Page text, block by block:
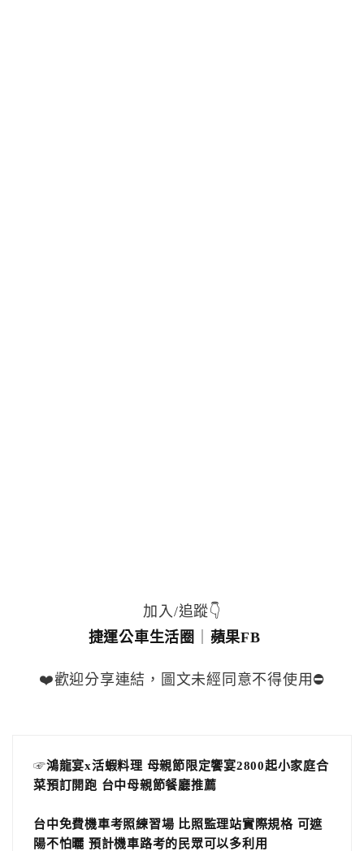
加入/追蹤👇
捷運公車生活圈
蘋果FB
❤️歡迎分享連結，圖文未經同意不得使用⛔️
☞鴻龍宴x活蝦料理 母親節限定饗宴2800起小家庭合
菜預訂開跑 台中母親節餐廳推薦
台中免費機車考照練習場 比照監理站實際規格 可遮
陽不怕曬 預計機車路考的民眾可以多利用